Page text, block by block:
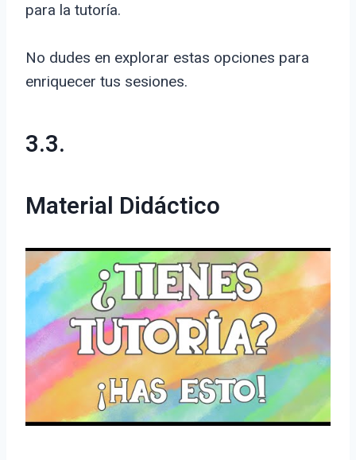
para la tutoría.
No dudes en explorar estas opciones para
enriquecer tus sesiones.
3.3.
Material Didáctico